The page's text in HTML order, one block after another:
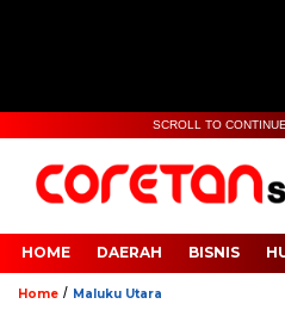
SCROLL TO
HOME DAERAH BISNIS
Home / Maluku Utara